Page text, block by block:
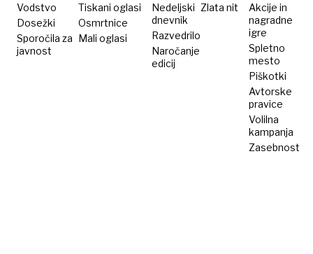
Vodstvo
Dosežki
Sporočila za
javnost
Tiskani oglasi
Osmrtnice
Mali oglasi
Nedeljski
dnevnik
Razvedrilo
Naročanje
edicij
Zlata nit
Akcije in
nagradne
igre
Spletno
mesto
Piškotki
Avtorske
pravice
Volilna
kampanja
Zasebnost